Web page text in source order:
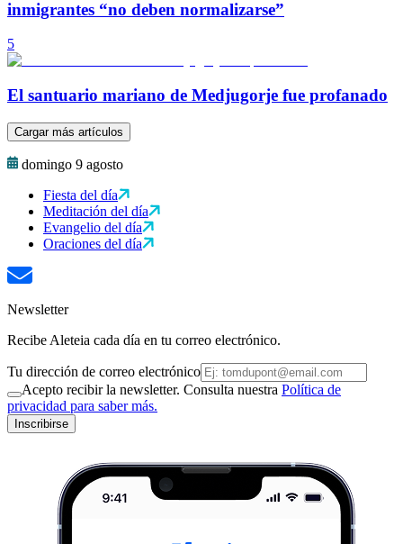
inmigrantes “no deben normalizarse”
5
El santuario mariano de Medjugorje fue profanado
Cargar más artículos
domingo 9 agosto
Fiesta del día
Meditación del día
Evangelio del día
Oraciones del día
Newsletter
Recibe Aleteia cada día en tu correo electrónico.
Tu dirección de correo electrónico
Acepto recibir la newsletter. Consulta nuestra Política de
privacidad para saber más.
Inscribirse